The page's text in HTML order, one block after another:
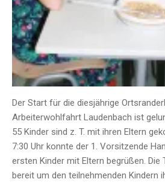
Der Start für die diesjährige
Arbeiterwohlfahrt Laudenbach ist
55 Kinder sind z. T. mit ihren Eltern
7:30 Uhr konnte der 1. Vorsitzende
ersten Kinder mit Eltern begrüßen.
bereit um den teilnehmenden Kindern